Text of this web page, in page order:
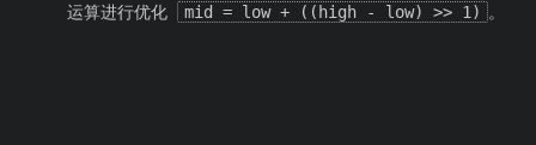
运算进行优化
mid = low + ((high - low) >> 1) 。